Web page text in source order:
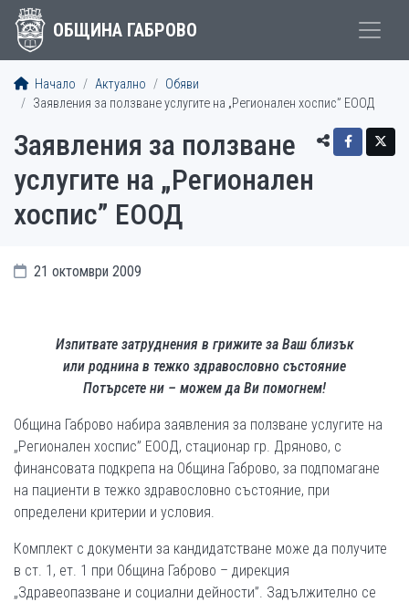
ОБЩИНА ГАБРОВО
Начало Актуално
Обяви
Заявления за ползване услугите на „Регионален хоспис” ЕООД
Заявления за ползване
услугите на „Регионален
хоспис” ЕООД
21 октомври 2009
Изпитвате затруднения в грижите за Ваш близък
или роднина в тежко здравословно състояние
Потърсете ни – можем да Ви помогнем!
Община Габрово набира заявления за ползване услугите на
„Регионален хоспис” ЕООД, стационар гр. Дряново, с
финансовата подкрепа на Община Габрово, за подпомагане
на пациенти в тежко здравословно състояние, при
определени критерии и условия.
Комплект с документи за кандидатстване може да получите
в ст. 1, ет. 1 при Община Габрово – дирекция
„Здравеопазване и социални дейности”. Задължително се